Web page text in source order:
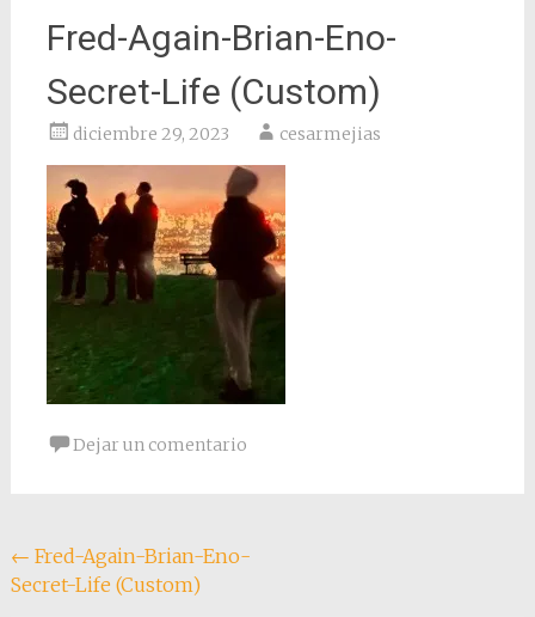
Fred-Again-Brian-Eno-
Secret-Life (Custom)
diciembre 29, 2023 cesarmejias
Dejar un comentario
Navegación
de
← Fred-Again-Brian-Eno-
Secret-Life (Custom)